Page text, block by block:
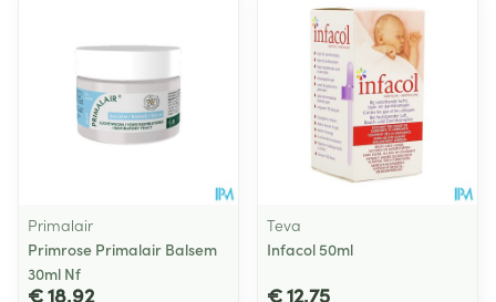
Primalair
Primrose Primalair Balsem
30ml Nf
€ 18,92
Teva
Infacol 50ml
€ 12,75